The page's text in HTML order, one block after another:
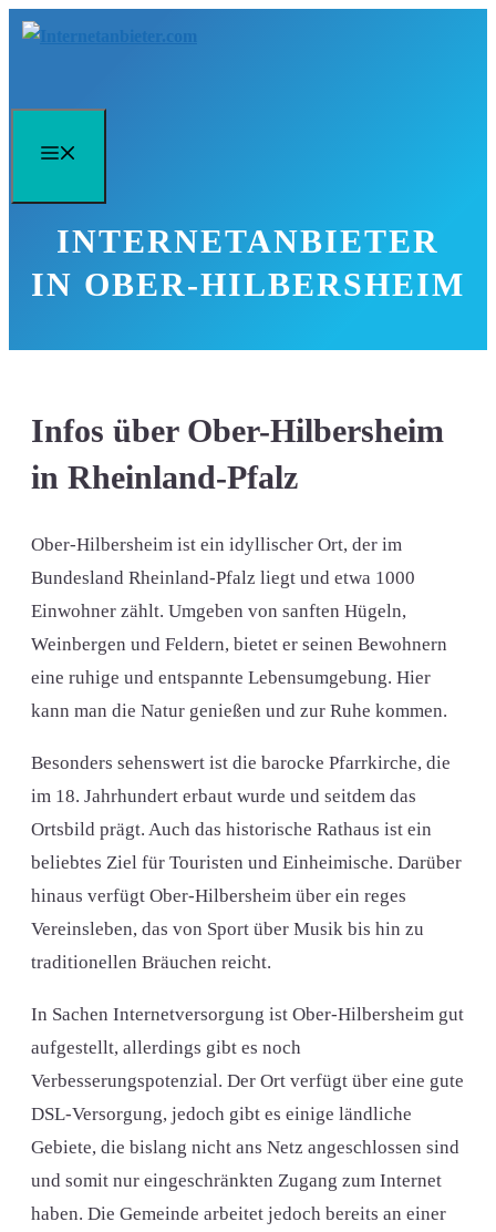
Zum
INTERNETANBIETER
IN OBER-HILBERSHEIM
Infos über Ober-Hilbersheim
in Rheinland-Pfalz
Ober-Hilbersheim ist ein idyllischer Ort, der im
Bundesland Rheinland-Pfalz liegt und etwa 1000
Einwohner zählt. Umgeben von sanften Hügeln,
Weinbergen und Feldern, bietet er seinen Bewohnern
eine ruhige und entspannte Lebensumgebung. Hier
kann man die Natur genießen und zur Ruhe kommen.
Besonders sehenswert ist die barocke Pfarrkirche, die
im 18. Jahrhundert erbaut wurde und seitdem das
Ortsbild prägt. Auch das historische Rathaus ist ein
beliebtes Ziel für Touristen und Einheimische. Darüber
hinaus verfügt Ober-Hilbersheim über ein reges
Vereinsleben, das von Sport über Musik bis hin zu
traditionellen Bräuchen reicht.
In Sachen Internetversorgung ist Ober-Hilbersheim gut
aufgestellt, allerdings gibt es noch
Verbesserungspotenzial. Der Ort verfügt über eine gute
DSL-Versorgung, jedoch gibt es einige ländliche
Gebiete, die bislang nicht ans Netz angeschlossen sind
und somit nur eingeschränkten Zugang zum Internet
haben. Die Gemeinde arbeitet jedoch bereits an einer